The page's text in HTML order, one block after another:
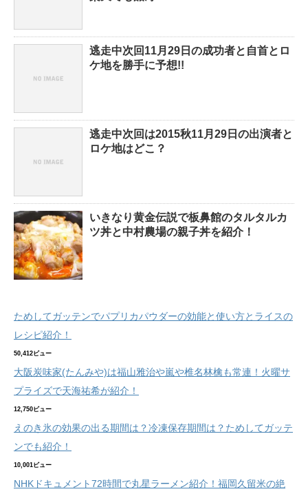
逃走中次回11月29日の成功者と自首とロ
ケ地を勝手に予想!!
逃走中次回は2015秋11月29日の出演者と
ロケ地はどこ？
いきなり黄金伝説で板鼻館のタルタルカ
ツ丼と中村農場の親子丼を紹介！
ためしてガッテンでパプリカパウダーの効能と使い方とライスの
レシピ紹介！
50,412ビュー
大阪炭味家(たんみや)は福山雅治や嵐や椎名林檎も常連！火曜サ
プライズで天海祐希が紹介！
12,750ビュー
えのき氷の効果の出る期間は？冷凍保存期間は？ためしてガッテ
ンでも紹介！
10,001ビュー
NHKドキュメント72時間で丸星ラーメン紹介！福岡久留米の絶